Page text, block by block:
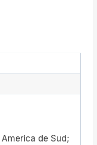
America de Sud;